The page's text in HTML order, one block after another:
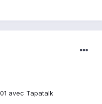
avec Tapatalk